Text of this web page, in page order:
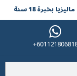
بخبرة 18 سنة